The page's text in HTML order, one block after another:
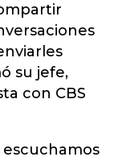
su jefe,
con CBS
escuchamos